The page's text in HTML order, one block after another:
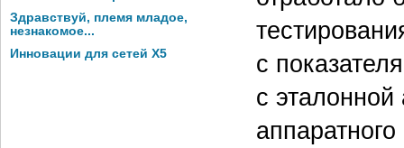
Здравствуй, племя младое,
незнакомое...
Инновации для сетей X5
с
с